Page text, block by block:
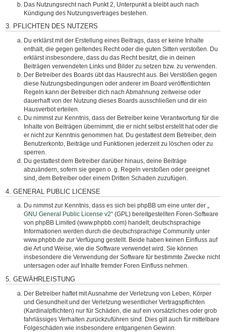
Das Nutzungsrecht nach Punkt 2, Unterpunkt a bleibt auch nach
Kündigung des Nutzungsvertrages bestehen.
3. PFLICHTEN DES NUTZERS
Du erklärst mit der Erstellung eines Beitrags, dass er keine Inhalte
enthält, die gegen geltendes Recht oder die guten Sitten verstoßen. Du
erklärst insbesondere, dass du das Recht besitzt, die in deinen
Beiträgen verwendeten Links und Bilder zu setzen bzw. zu verwenden.
Der Betreiber des Boards übt das Hausrecht aus. Bei Verstößen gegen
diese Nutzungsbedingungen oder anderer im Board veröffentlichten
Regeln kann der Betreiber dich nach Abmahnung zeitweise oder
dauerhaft von der Nutzung dieses Boards ausschließen und dir ein
Hausverbot erteilen.
Du nimmst zur Kenntnis, dass der Betreiber keine Verantwortung für die
Inhalte von Beiträgen übernimmt, die er nicht selbst erstellt hat oder die
er nicht zur Kenntnis genommen hat. Du gestattest dem Betreiber, dein
Benutzerkonto, Beiträge und Funktionen jederzeit zu löschen oder zu
sperren.
Du gestattest dem Betreiber darüber hinaus, deine Beiträge
abzuändern, sofern sie gegen o. g. Regeln verstoßen oder geeignet
sind, dem Betreiber oder einem Dritten Schaden zuzufügen.
4. GENERAL PUBLIC LICENSE
Du nimmst zur Kenntnis, dass es sich bei phpBB um eine unter der „
GNU General Public License v2“ (GPL) bereitgestellten Foren-Software
von phpBB Limited (www.phpbb.com) handelt; deutschsprachige
Informationen werden durch die deutschsprachige Community unter
www.phpbb.de zur Verfügung gestellt. Beide haben keinen Einfluss auf
die Art und Weise, wie die Software verwendet wird. Sie können
insbesondere die Verwendung der Software für bestimmte Zwecke nicht
untersagen oder auf Inhalte fremder Foren Einfluss nehmen.
5. GEWÄHRLEISTUNG
Der Betreiber haftet mit Ausnahme der Verletzung von Leben, Körper
und Gesundheit und der Verletzung wesentlicher Vertragspflichten
(Kardinalpflichten) nur für Schäden, die auf ein vorsätzliches oder grob
fahrlässiges Verhalten zurückzuführen sind. Dies gilt auch für mittelbare
Folgeschäden wie insbesondere entgangenen Gewinn.